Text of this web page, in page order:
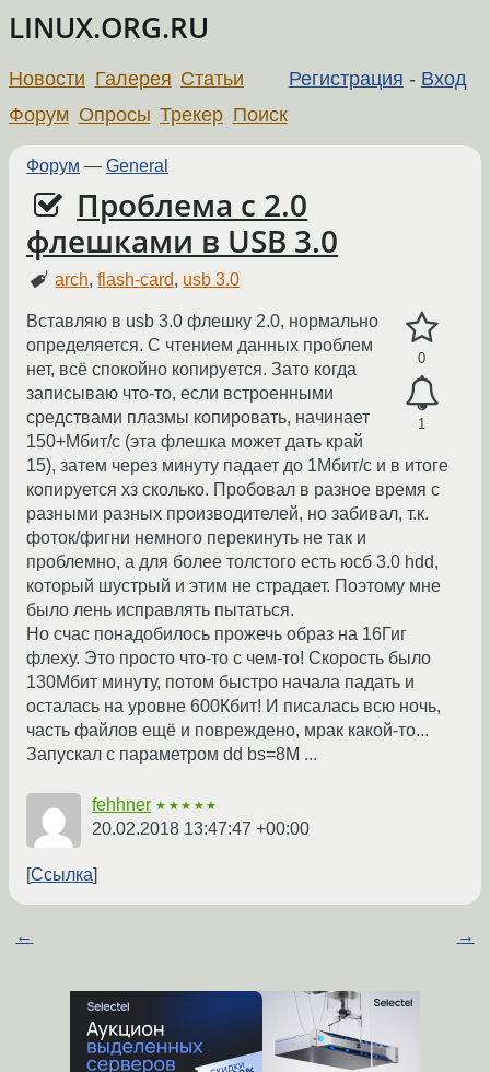
LINUX.ORG.RU
Регистрация - Вход
Новости Галерея Статьи
Форум Опросы Трекер Поиск
Форум — General
Проблема с 2.0
флешками в USB 3.0
arch,flash-card, usb 3.0
0
1
Вставляю в usb 3.0 флешку 2.0, нормально
определяется. С чтением данных проблем
нет, всё спокойно копируется. Зато когда
записываю что-то, если встроенными
средствами плазмы копировать, начинает
150+Мбит/с (эта флешка может дать край
15), затем через минуту падает до 1Мбит/с и в итоге
копируется хз сколько. Пробовал в разное время с
разными разных производителей, но забивал, т.к.
фоток/фигни немного перекинуть не так и
проблемно, а для более толстого есть юсб 3.0 hdd,
который шустрый и этим не страдает. Поэтому мне
было лень исправлять пытаться.
Но счас понадобилось прожечь образ на 16Гиг
флеху. Это просто что-то с чем-то! Скорость было
130Мбит минуту, потом быстро начала падать и
осталась на уровне 600Кбит! И писалась всю ночь,
часть файлов ещё и повреждено, мрак какой-то...
Запускал с параметром dd bs=8M ...
fehhner ★★★★★
20.02.2018 13:47:47 +00:00
Ссылка
← →